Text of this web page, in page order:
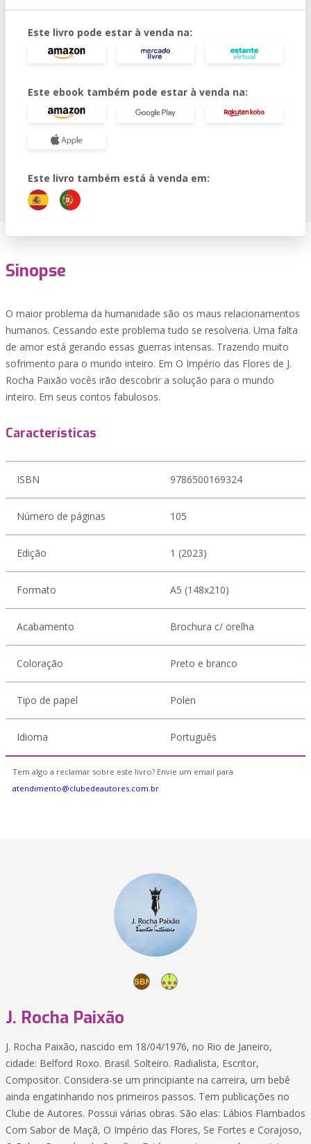
Este livro pode estar à venda na:
Este ebook também pode estar à venda na:
Este livro também está à venda em:
Sinopse
O maior problema da humanidade são os maus relacionamentos
humanos. Cessando este problema tudo se resolveria. Uma falta
de amor está gerando essas guerras intensas. Trazendo muito
sofrimento para o mundo inteiro. Em O Império das Flores de J.
Rocha Paixão vocês irão descobrir a solução para o mundo
inteiro. Em seus contos fabulosos.
Características
ISBN 9786500169324
Número de páginas 105
Edição 1 (2023)
Formato A5 (148x210)
Acabamento Brochura c/ orelha
Coloração Preto e branco
Tipo de papel Polen
Idioma Português
Tem algo a reclamar sobre este livro? Envie um email para
atendimento@clubedeautores.com.br
J. Rocha Paixão
J. Rocha Paixão, nascido em 18/04/1976, no Rio de Janeiro,
cidade: Belford Roxo. Brasil. Solteiro. Radialista, Escritor,
Compositor. Considera-se um principiante na carreira, um bebê
ainda engatinhando nos primeiros passos. Tem publicações no
Clube de Autores. Possui várias obras. São elas: Lábios Flambados
Com Sabor de Maçã, O Império das Flores, Se Fortes e Corajoso,